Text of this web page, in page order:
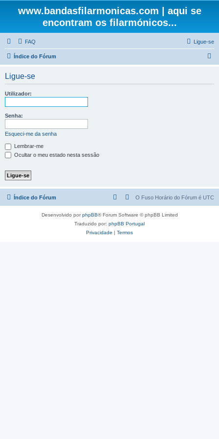
www.bandasfilarmonicas.com | aqui se
encontram os filarmónicos...
FAQ Ligue-se
Índice do Fórum
Ligue-se
Utilizador:
Senha:
Esqueci-me da senha
Lembrar-me
Ocultar o meu estado nesta sessão
Índice do Fórum O Fuso Horário do Fórum é UTC
Desenvolvido porphpBB® Forum Software © phpBB Limited
Traduzido por: phpBB Portugal
Privacidade | Termos